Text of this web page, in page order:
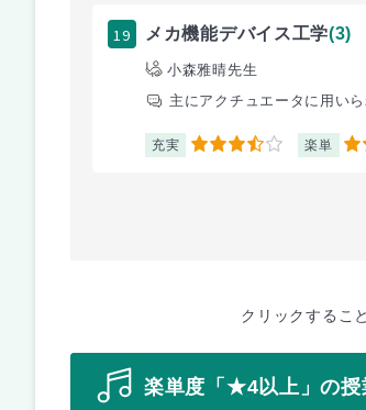
19 メカ機能デバイス工学(3)
小森雅晴先生
主にアクチュエータに用い
充実 3.5 楽単 3
クリックするこ
楽単度「★4以上」の授